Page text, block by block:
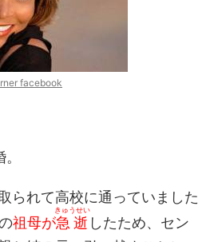
facebook
られて高校に通っていました
祖母が急逝
きゅうせい
したため、セン